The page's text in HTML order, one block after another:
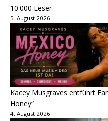
10.000 Leser
5. August 2026
Kacey Musgraves entführt
Honey“
4. August 2026